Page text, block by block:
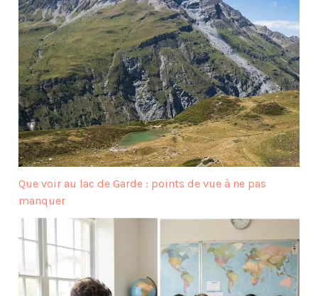
Que voir au lac de Garde : points de vue à ne pas
manquer